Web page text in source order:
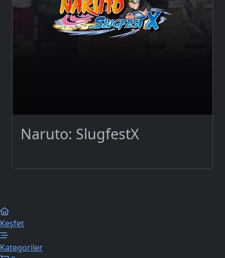
Naruto: SlugfestX
Keşfet
Kategoriler